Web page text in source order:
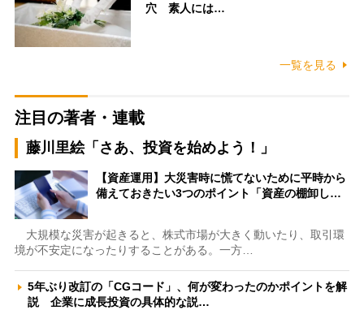
穴 素人には…
一覧を見る
注目の著者・連載
藤川里絵「さあ、投資を始めよう！」
【資産運用】大災害時に慌てないために平時から
備えておきたい3つのポイント「資産の棚卸し…
大規模な災害が起きると、株式市場が大きく動いたり、取引環
境が不安定になったりすることがある。一方…
5年ぶり改訂の「CGコード」、何が変わったのかポイントを解
説 企業に成長投資の具体的な説…